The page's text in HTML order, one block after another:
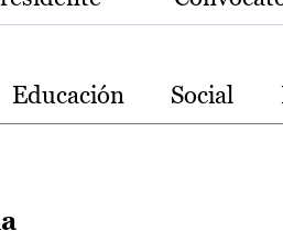
Educación Social